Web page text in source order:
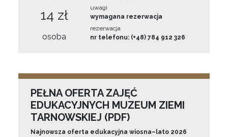
14 zł
osoba
uwagi
wymagana rezerwacja
rezerwacja
nr telefonu: (+48) 784 912 326
PEŁNA OFERTA ZAJĘĆ
EDUKACYJNYCH MUZEUM ZIEMI
TARNOWSKIEJ (PDF)
Najnowsza oferta edukacyjna wiosna–lato 2026